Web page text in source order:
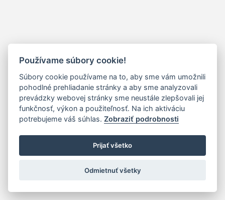
Používame súbory cookie!
Súbory cookie používame na to, aby sme vám umožnili
pohodlné prehliadanie stránky a aby sme analyzovali
prevádzky webovej stránky sme neustále zlepšovali jej
funkčnosť, výkon a použiteľnosť. Na ich aktiváciu
potrebujeme váš súhlas.Zobraziť podrobnosti
Prijať všetko
Odmietnuť všetky